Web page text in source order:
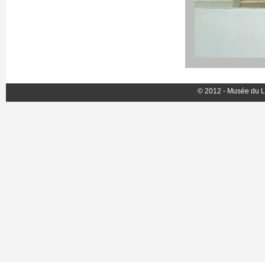
© 2012 - Musée du